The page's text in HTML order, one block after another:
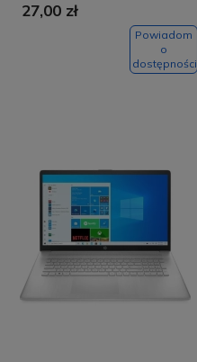
Shine CAJY000701
27,00 zł
Powiadom
o
dostępności